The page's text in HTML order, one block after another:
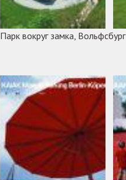
Парк вокруг замка, Вольфсбург